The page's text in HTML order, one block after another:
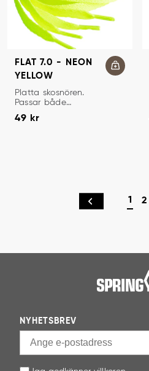
FLAT 7.0 - NEON
YELLOW
SKOSNÖREN
Platta skosnören.
Passar både
sneakers och
sportskor.
Pris:
49 kr
1 2
NYHETSBREV